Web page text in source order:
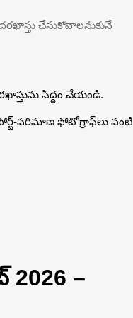
చేసుకోవాలనుకునే
సిద్ధం చేయండి.
పరిమాణ ఫోటోగ్రాఫ్‌లు వంటి
2026 –